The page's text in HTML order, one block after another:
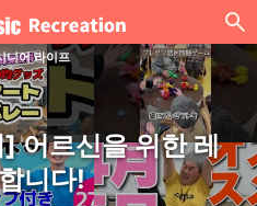
니어 라이프
어르신을 위한 레
니다!